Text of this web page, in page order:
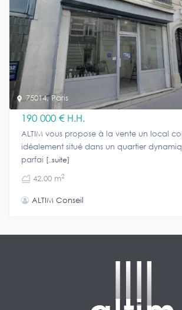
75014,Paris
190 000 € H.H.
ALTIM vous propose à la vente un local
idéalement situé dans un quartier
parfai [..suite]
42,00 m2
ALTIM Conseil